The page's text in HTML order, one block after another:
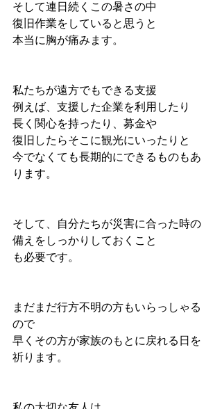
そして連日続くこの暑さの中
復旧作業をしていると思うと
本当に胸が痛みます。
私たちが遠方でもできる支援
例えば、支援した企業を利用したり
長く関心を持ったり、募金や
復旧したらそこに観光にいったりと
今でなくても長期的にできるものもあ
ります。
そして、自分たちが災害に合った時の
備えをしっかりしておくこと
も必要です。
まだまだ行方不明の方もいらっしゃる
ので
早くその方が家族のもとに戻れる日を
祈ります。